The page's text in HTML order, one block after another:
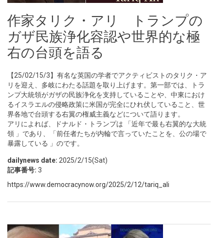
作家タリク・アリ トランプの
ガザ民族浄化容認や世界的な極
右の台頭を語る
【25/02/15/3】有名な英国の学者でアクティビストのタリク・ア
リを迎え、多岐にわたる話題を取り上げます。第一部では、トラ
ンプ大統領がガザの民族浄化を支持していることや、中東におけ
るイスラエルの侵略政策に米国が完全にひれ伏していること、世
界各地で台頭する右翼の権威主義などについて語ります。
アリによれば、ドナルド・トランプは 「近年で最も右翼的な大統
領 」であり、「前任者たちが内輪で言っていたことを、公の場で
暴露している 」のです。
dailynews date: 2025/2/15(Sat)
記事番号: 3
https://www.democracynow.org/2025/2/12/tariq_ali